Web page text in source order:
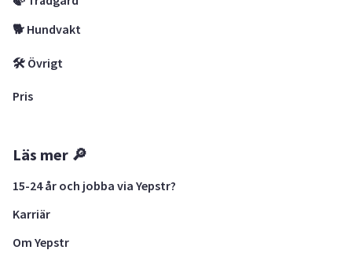
🐕 Hundvakt
🛠 Övrigt
Pris
Läs mer 🔎
15-24 år och jobba via Yepstr?
Karriär
Om Yepstr